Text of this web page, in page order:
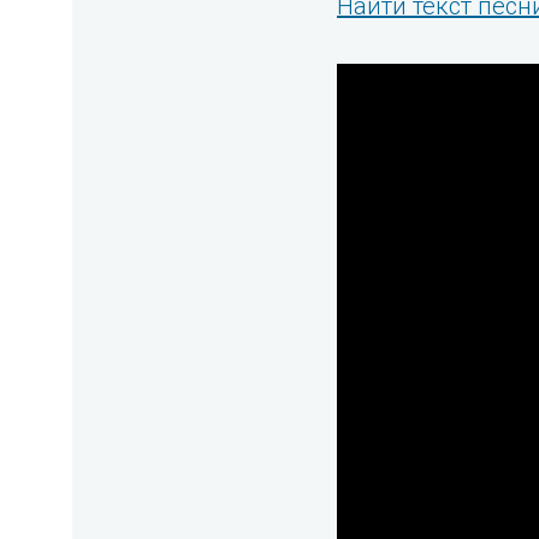
Найти текст